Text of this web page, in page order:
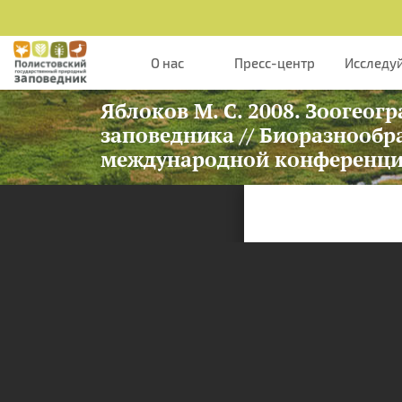
О нас Пресс-центр
Яблоков М. С. 2008.
заповедника //
международной